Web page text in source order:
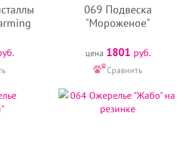
069 Подвеска
"Мороженое"
цена 1801 руб.
Сравнить